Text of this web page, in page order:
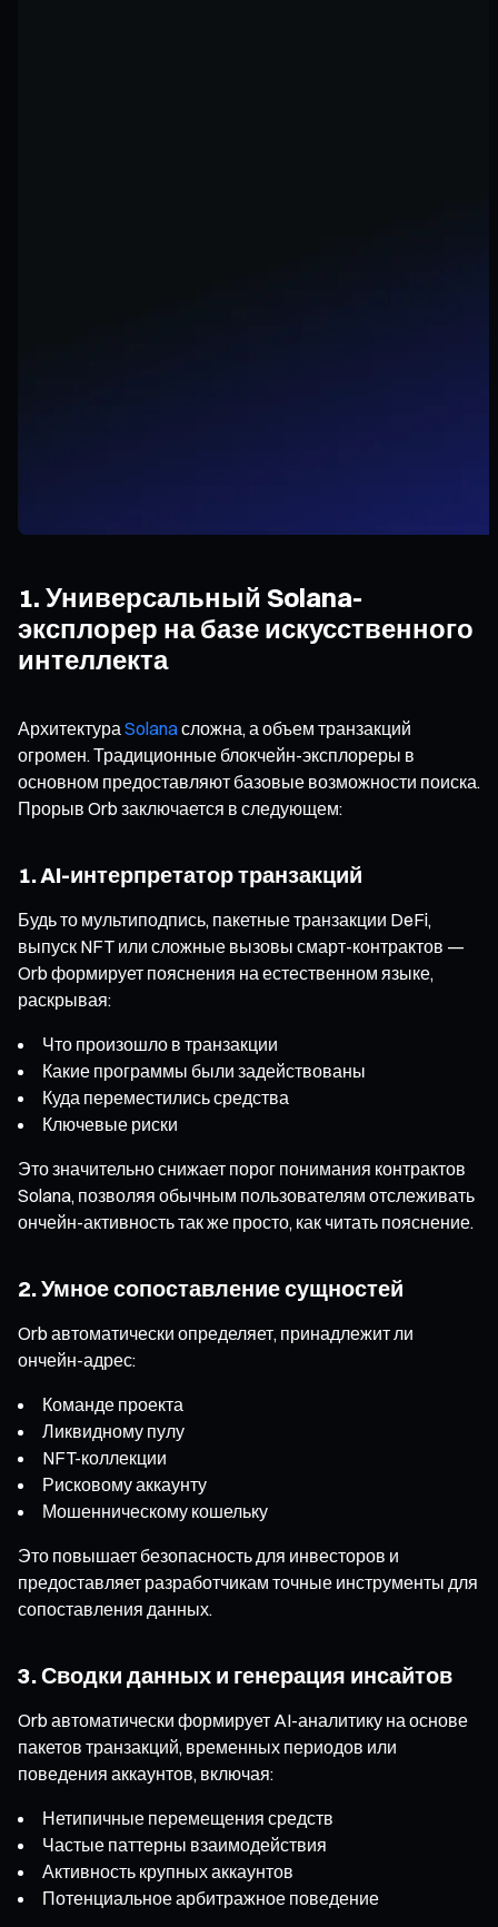
1. Универсальный Solana-
эксплорер на базе искусственного
интеллекта
Архитектура Solanaсложна, а объем транзакций
огромен. Традиционные блокчейн-эксплореры в
основном предоставляют базовые возможности поиска.
Прорыв Orb заключается в следующем:
1. AI-интерпретатор транзакций
Будь то мультиподпись, пакетные транзакции DeFi,
выпуск NFT или сложные вызовы смарт-контрактов —
Orb формирует пояснения на естественном языке,
раскрывая:
Что произошло в транзакции
Какие программы были задействованы
Куда переместились средства
Ключевые риски
Это значительно снижает порог понимания контрактов
Solana, позволяя обычным пользователям отслеживать
ончейн-активность так же просто, как читать пояснение.
2. Умное сопоставление сущностей
Orb автоматически определяет, принадлежит ли
ончейн-адрес:
Команде проекта
Ликвидному пулу
NFT-коллекции
Рисковому аккаунту
Мошенническому кошельку
Это повышает безопасность для инвесторов и
предоставляет разработчикам точные инструменты для
сопоставления данных.
3. Сводки данных и генерация инсайтов
Orb автоматически формирует AI-аналитику на основе
пакетов транзакций, временных периодов или
поведения аккаунтов, включая:
Нетипичные перемещения средств
Частые паттерны взаимодействия
Активность крупных аккаунтов
Потенциальное арбитражное поведение